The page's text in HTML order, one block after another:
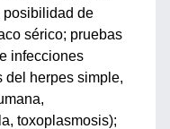
posibilidad de
sérico; pruebas
infecciones
del herpes simple,
toxoplasmosis);